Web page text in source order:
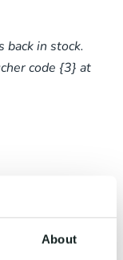
About
back in stock.
code {3} at
为77.13%。
但打开率相对
会更高。